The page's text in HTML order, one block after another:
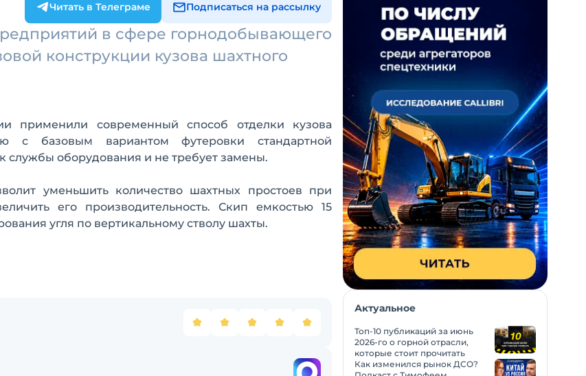
Читать в Телеграме Подписаться на рассылку
в сфере горнодобывающего
конструкции кузова шахтного
применили современный способ отделки кузова
с базовым вариантом футеровки стандартной
службы оборудования и не требует замены.
уменьшить количество шахтных простоев при
его производительность. Скип емкостью 15
угля по вертикальному стволу шахты.
Актуальное
Топ-10 публикаций за июнь
2026-го о горной отрасли,
которые стоит прочитать
Как изменился рынок ДСО?